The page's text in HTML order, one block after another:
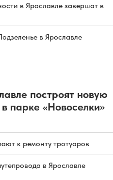
в Ярославле завершат в
в Ярославле
построят новую
парке «Новоселки»
к ремонту тротуаров
в Ярославле